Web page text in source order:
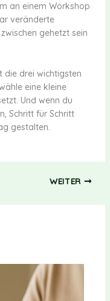
an einem Workshop
veränderte
gehetzt sein
die drei wichtigsten
eine kleine
Und wenn du
Schritt für Schritt
gestalten.
WEITER